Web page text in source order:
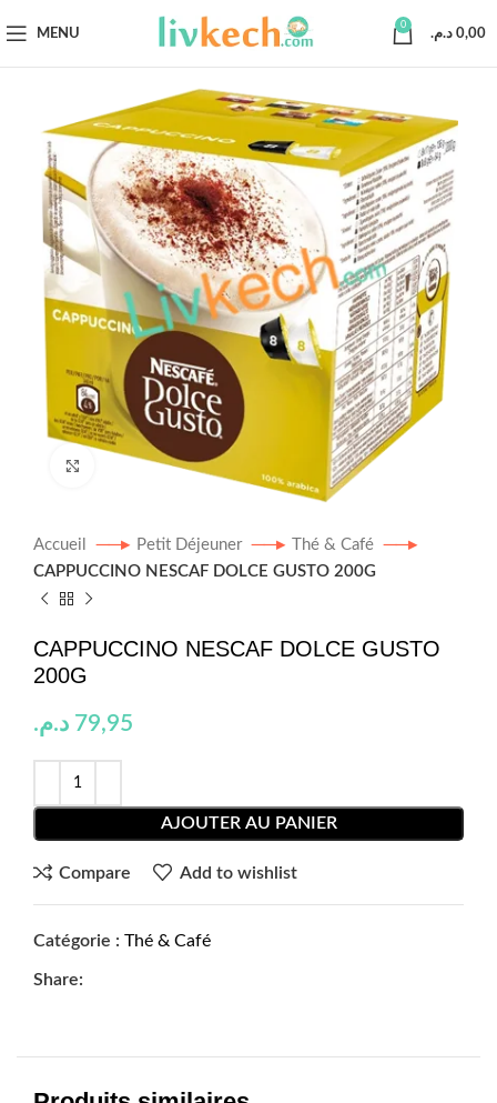
MENU
0
0,00 د.م.
Click to enlarge
Accueil Petit Déjeuner
Thé & Café
CAPPUCCINO NESCAF DOLCE GUSTO 200G
CAPPUCCINO NESCAF DOLCE GUSTO
200G
79,95 د.م.
AJOUTER AU PANIER
Compare Add to wishlist
Catégorie : Thé & Café
Share: